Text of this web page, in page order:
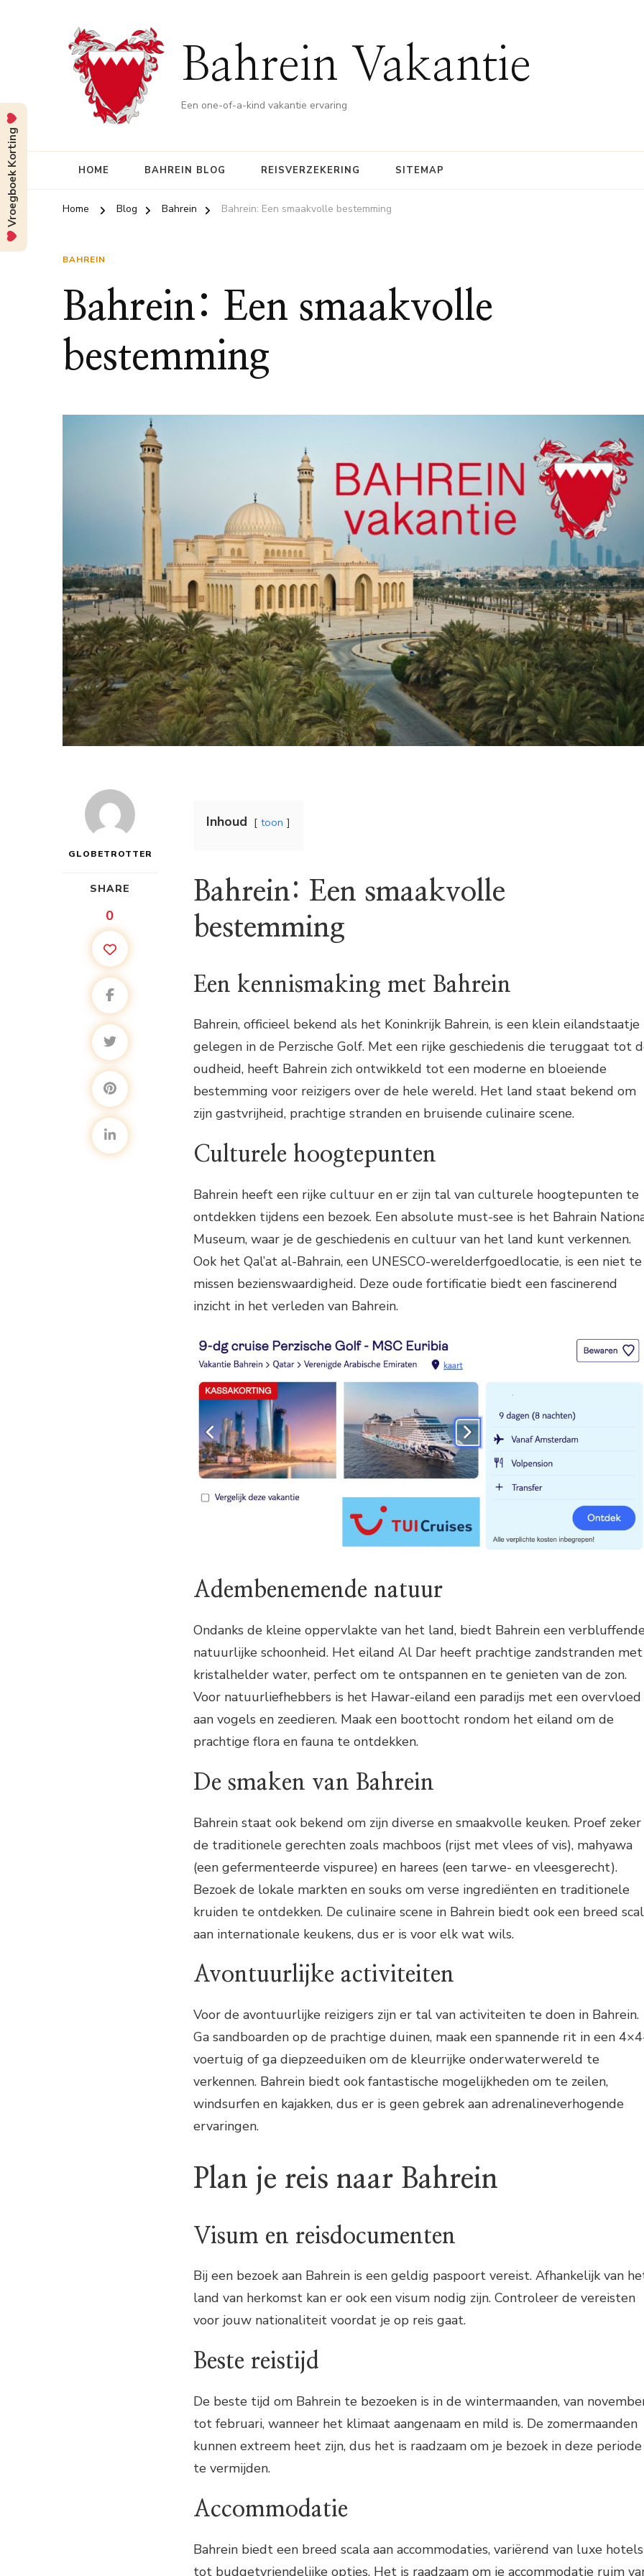
Bahrein Vakantie
Een one-of-a-kind vakantie ervaring
HOME BAHREIN BLOG REISVERZEKERING SITEMAP
Home Blog Bahrein Bahrein: Een smaakvolle bestemming
BAHREIN
Bahrein: Een smaakvolle
bestemming
GLOBETROTTER
SHARE
0
Inhoud toon
Bahrein: Een smaakvolle
bestemming
Een kennismaking met Bahrein
Bahrein, officieel bekend als het Koninkrijk Bahrein, is een klein eilandstaatje
gelegen in de Perzische Golf. Met een rijke geschiedenis die teruggaat tot
oudheid, heeft Bahrein zich ontwikkeld tot een moderne en bloeiende
bestemming voor reizigers over de hele wereld. Het land staat bekend om
zijn gastvrijheid, prachtige stranden en bruisende culinaire scene.
Culturele hoogtepunten
Bahrein heeft een rijke cultuur en er zijn tal van culturele hoogtepunten te
ontdekken tijdens een bezoek. Een absolute must-see is het Bahrain
Museum, waar je de geschiedenis en cultuur van het land kunt verkennen.
Ook het Qal’at al-Bahrain, een UNESCO-werelderfgoedlocatie, is een niet te
missen bezienswaardigheid. Deze oude fortificatie biedt een fascinerend
inzicht in het verleden van Bahrein.
Adembenemende natuur
Ondanks de kleine oppervlakte van het land, biedt Bahrein een
natuurlijke schoonheid. Het eiland Al Dar heeft prachtige zandstranden met
kristalhelder water, perfect om te ontspannen en te genieten van de zon.
Voor natuurliefhebbers is het Hawar-eiland een paradijs met een overvloed
aan vogels en zeedieren. Maak een boottocht rondom het eiland om de
prachtige flora en fauna te ontdekken.
De smaken van Bahrein
Bahrein staat ook bekend om zijn diverse en smaakvolle keuken. Proef zeker
de traditionele gerechten zoals machboos (rijst met vlees of vis), mahyawa
(een gefermenteerde vispuree) en harees (een tarwe- en vleesgerecht).
Bezoek de lokale markten en souks om verse ingrediënten en traditionele
kruiden te ontdekken. De culinaire scene in Bahrein biedt ook een breed
aan internationale keukens, dus er is voor elk wat wils.
Avontuurlijke activiteiten
Voor de avontuurlijke reizigers zijn er tal van activiteiten te doen in Bahrein.
Ga sandboarden op de prachtige duinen, maak een spannende rit in een
voertuig of ga diepzeeduiken om de kleurrijke onderwaterwereld te
verkennen. Bahrein biedt ook fantastische mogelijkheden om te zeilen,
windsurfen en kajakken, dus er is geen gebrek aan adrenalineverhogende
ervaringen.
Plan je reis naar Bahrein
Visum en reisdocumenten
Bij een bezoek aan Bahrein is een geldig paspoort vereist. Afhankelijk van
land van herkomst kan er ook een visum nodig zijn. Controleer de vereisten
voor jouw nationaliteit voordat je op reis gaat.
Beste reistijd
De beste tijd om Bahrein te bezoeken is in de wintermaanden, van
tot februari, wanneer het klimaat aangenaam en mild is. De zomermaanden
kunnen extreem heet zijn, dus het is raadzaam om je bezoek in deze periode
te vermijden.
Accommodatie
Bahrein biedt een breed scala aan accommodaties, variërend van luxe hotels
tot budgetvriendelijke opties. Het is raadzaam om je accommodatie ruim
Vroegboek Korting